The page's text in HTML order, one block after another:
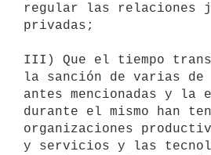
regular las relaciones
privadas;
III) Que el tiempo
la sanción de varias de
antes mencionadas y la
durante el mismo han
organizaciones
y servicios y las